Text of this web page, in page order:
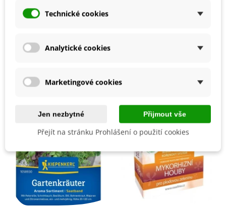
Výrobce Technické cookies
Analytické cookies
Marketingové cookies
Jen nezbytné Přijmout vše
Přejít na stránku Prohlášení o použití cookies